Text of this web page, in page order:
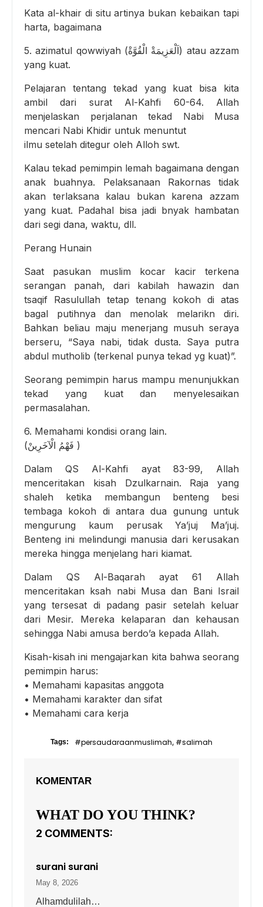
Kata al-khair di situ artinya bukan kebaikan tapi
harta, bagaimana
5. azimatul qowwiyah (اَلْعَزِيمَةْ الْقُوَّةْ) atau azzam
yang kuat.
Pelajaran tentang tekad yang kuat bisa kita
ambil dari surat Al-Kahfi 60-64. Allah
menjelaskan perjalanan tekad Nabi Musa
mencari Nabi Khidir untuk menuntut
ilmu setelah ditegur oleh Alloh swt.
Kalau tekad pemimpin lemah bagaimana dengan
anak buahnya. Pelaksanaan Rakornas tidak
akan terlaksana kalau bukan karena azzam
yang kuat. Padahal bisa jadi bnyak hambatan
dari segi dana, waktu, dll.
Perang Hunain
Saat pasukan muslim kocar kacir terkena
serangan panah, dari kabilah hawazin dan
tsaqif Rasulullah tetap tenang kokoh di atas
bagal putihnya dan menolak melarikn diri.
Bahkan beliau maju menerjang musuh seraya
berseru, “Saya nabi, tidak dusta. Saya putra
abdul mutholib (terkenal punya tekad yg kuat)”.
Seorang pemimpin harus mampu menunjukkan
tekad yang kuat dan menyelesaikan
permasalahan.
6. Memahami kondisi orang lain.
(فَهْمُ الْآخَرِينْ )
Dalam QS Al-Kahfi ayat 83-99, Allah
menceritakan kisah Dzulkarnain. Raja yang
shaleh ketika membangun benteng besi
tembaga kokoh di antara dua gunung untuk
mengurung kaum perusak Ya’juj Ma’juj.
Benteng ini melindungi manusia dari kerusakan
mereka hingga menjelang hari kiamat.
Dalam QS Al-Baqarah ayat 61 Allah
menceritakan ksah nabi Musa dan Bani Israil
yang tersesat di padang pasir setelah keluar
dari Mesir. Mereka kelaparan dan kehausan
sehingga Nabi amusa berdo’a kepada Allah.
Kisah-kisah ini mengajarkan kita bahwa seorang
pemimpin harus:
• Memahami kapasitas anggota
• Memahami karakter dan sifat
• Memahami cara kerja
Tags: #persaudaraanmuslimah, #salimah
KOMENTAR
WHAT DO YOU THINK?
2 COMMENTS:
surani surani
May 8, 2026
Alhamdulilah…